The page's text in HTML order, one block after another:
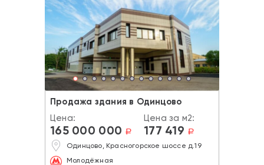
Продажа здания в Одинцово
Цена:
165 000 000 a
Цена за м2:
177 419 a
Одинцово, Красногорское шоссе д.19
Молодёжная